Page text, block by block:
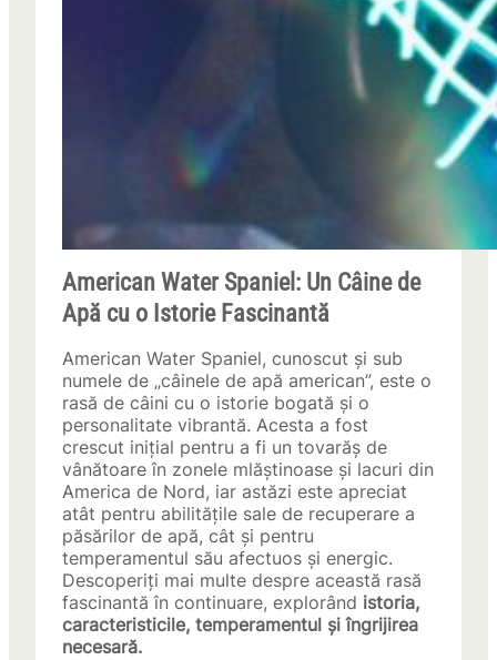
American Water Spaniel: Un Câine de
Apă cu o Istorie Fascinantă
American Water Spaniel, cunoscut și sub
numele de „câinele de apă american”, este o
rasă de câini cu o istorie bogată și o
personalitate vibrantă. Acesta a fost
crescut inițial pentru a fi un tovarăș de
vânătoare în zonele mlăștinoase și lacuri din
America de Nord, iar astăzi este apreciat
atât pentru abilitățile sale de recuperare a
păsărilor de apă, cât și pentru
temperamentul său afectuos și energic.
Descoperiți mai multe despre această rasă
fascinantă în continuare, explorând istoria,
caracteristicile, temperamentul și îngrijirea
necesară.